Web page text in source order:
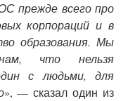
прежде всего про
корпораций и в
образования. Мы
что нельзя
с людьми, для
», — сказал один из